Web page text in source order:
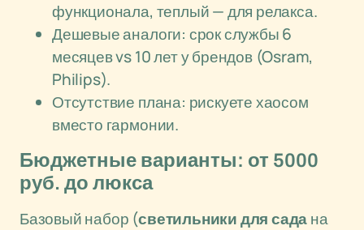
функционала, теплый — для релакса.
Дешевые аналоги: срок службы 6
месяцев vs 10 лет у брендов (Osram,
Philips).
Отсутствие плана: рискуете хаосом
вместо гармонии.
Бюджетные варианты: от 5000
руб. до люкса
Базовый набор (светильники для садана